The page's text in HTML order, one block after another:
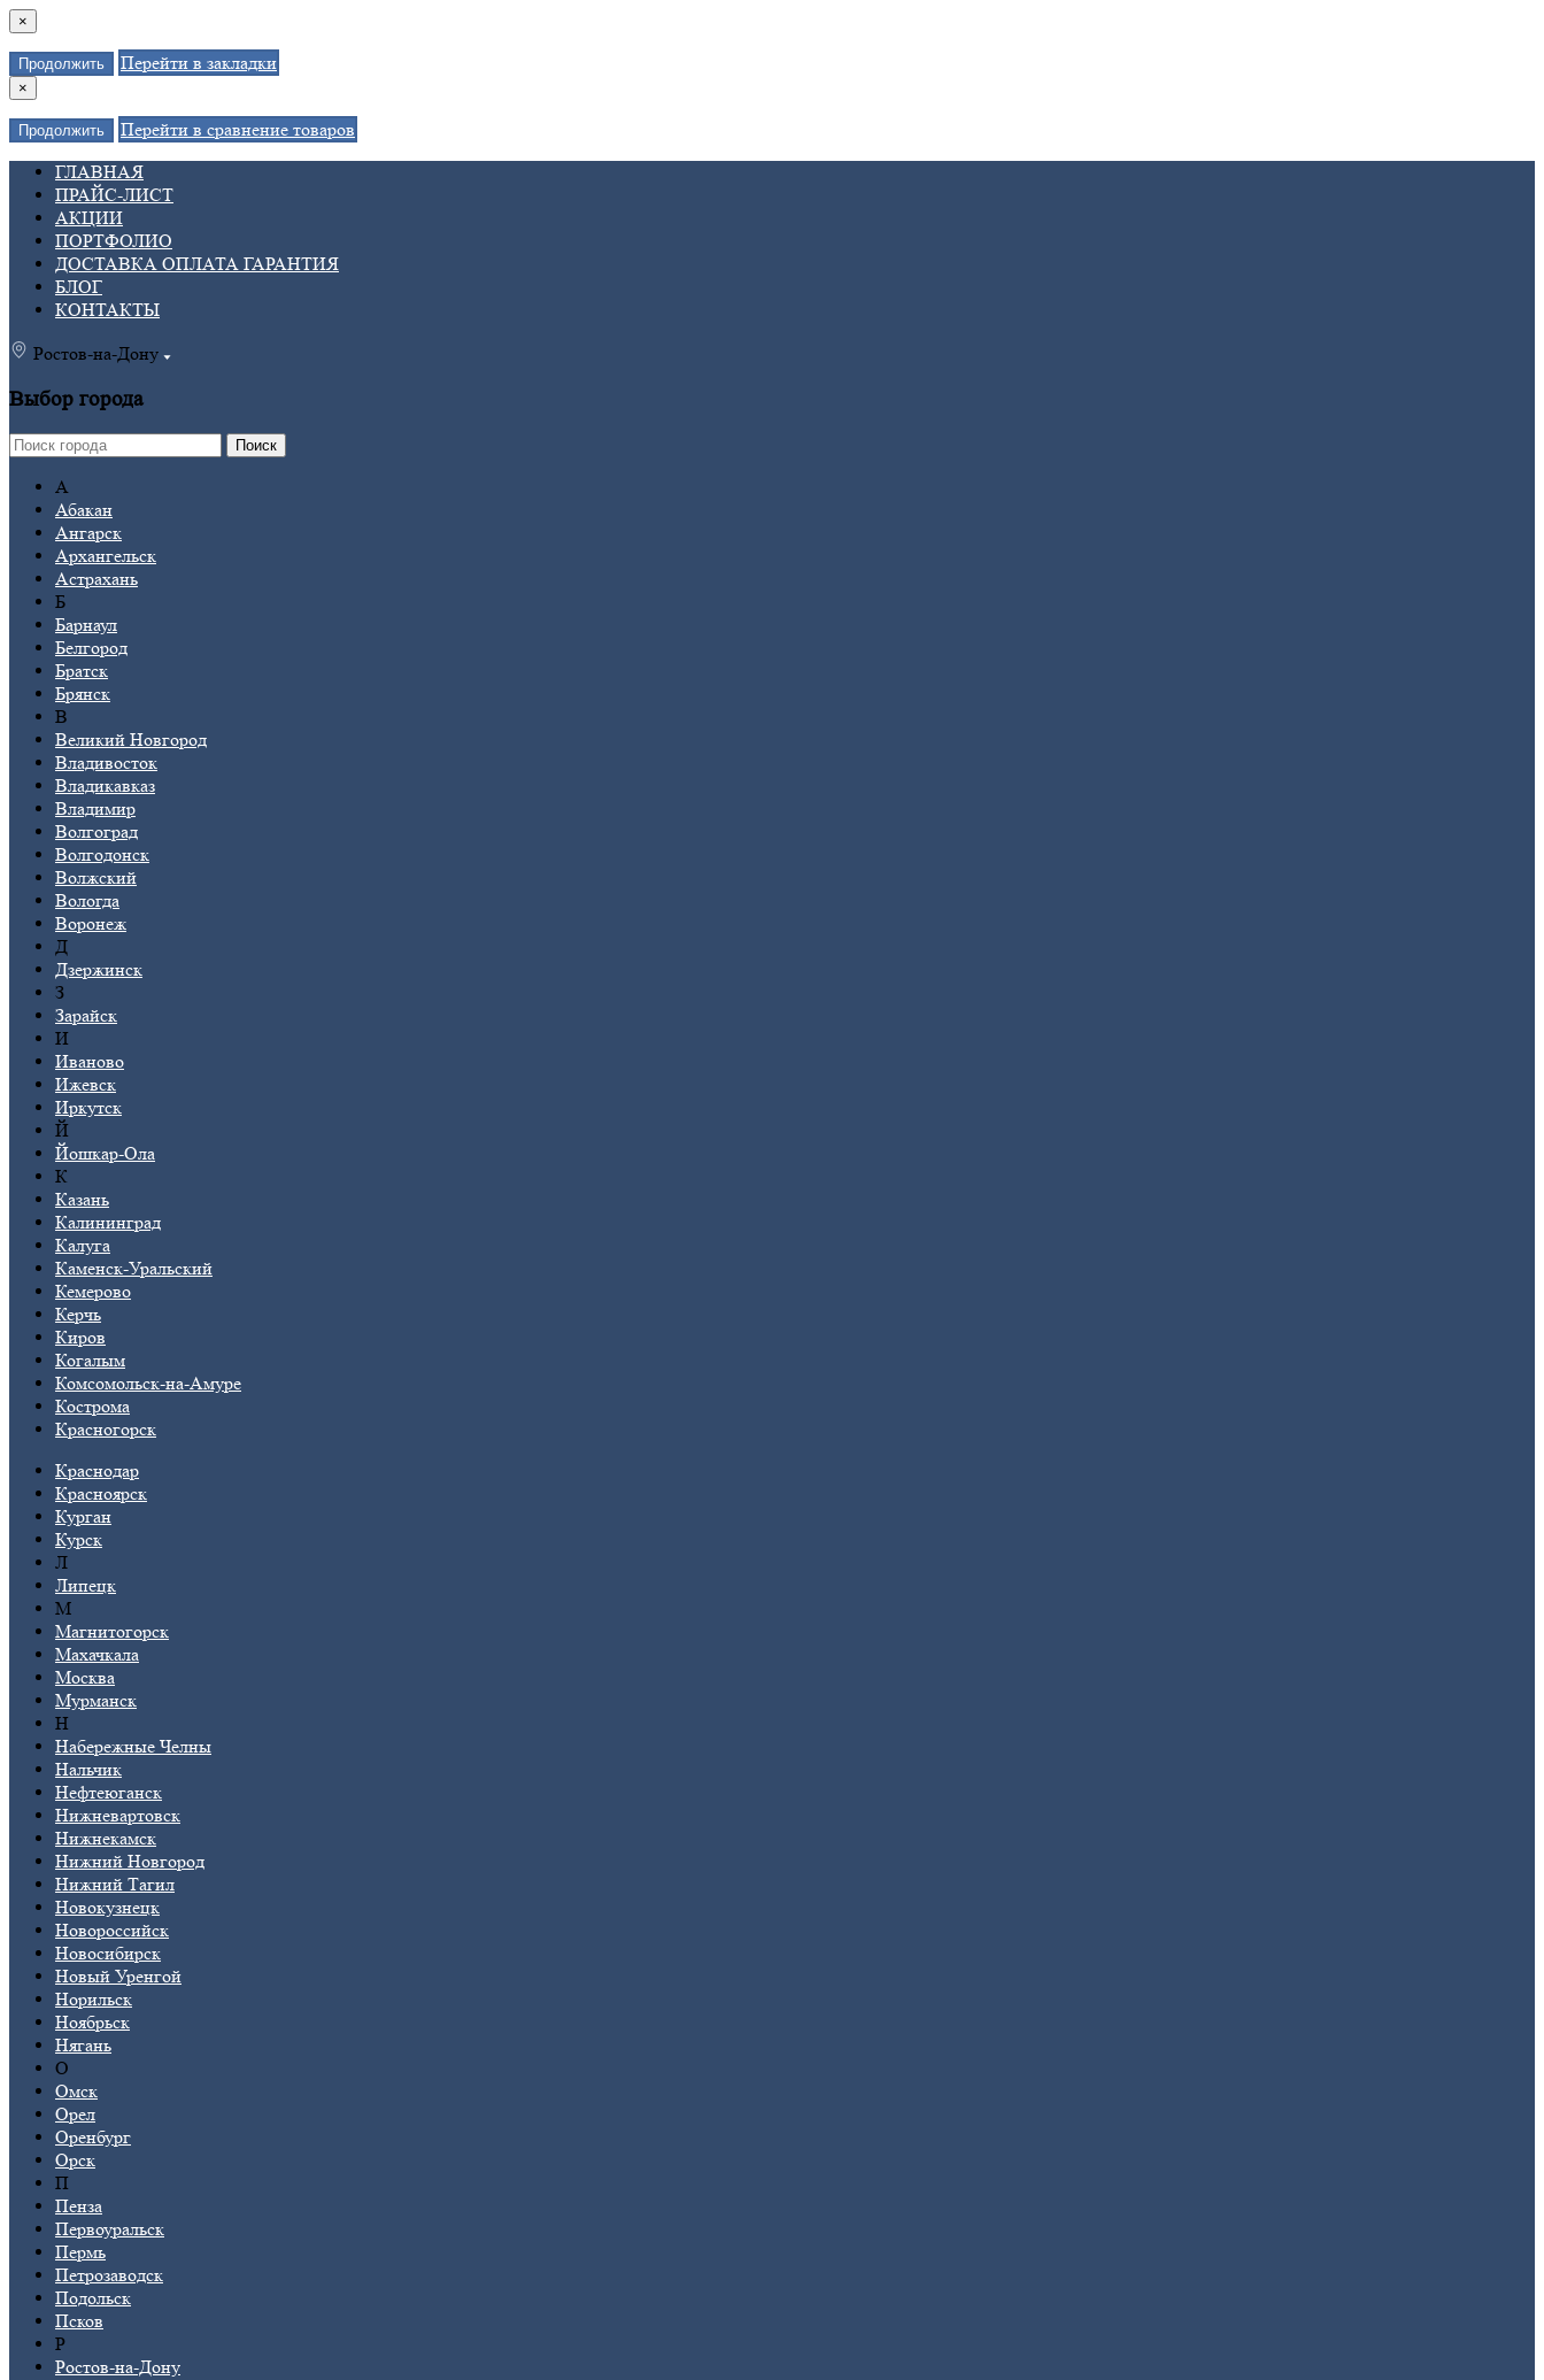
×
Продолжить Перейти в закладки
×
Продолжить
Перейти в сравнение товаров
ГЛАВНАЯ
ПРАЙС-ЛИСТ
АКЦИИ
ПОРТФОЛИО
ДОСТАВКА ОПЛАТА ГАРАНТИЯ
БЛОГ
КОНТАКТЫ
Ростов-на-Дону
Выбор города
Поиск
А
Абакан
Ангарск
Архангельск
Астрахань
Б
Барнаул
Белгород
Братск
Брянск
В
Великий Новгород
Владивосток
Владикавказ
Владимир
Волгоград
Волгодонск
Волжский
Вологда
Воронеж
Д
Дзержинск
З
Зарайск
И
Иваново
Ижевск
Иркутск
Й
Йошкар-Ола
К
Казань
Калининград
Калуга
Каменск-Уральский
Кемерово
Керчь
Киров
Когалым
Комсомольск-на-Амуре
Кострома
Красногорск
Краснодар
Красноярск
Курган
Курск
Л
Липецк
М
Магнитогорск
Махачкала
Москва
Мурманск
Н
Набережные Челны
Нальчик
Нефтеюганск
Нижневартовск
Нижнекамск
Нижний Новгород
Нижний Тагил
Новокузнецк
Новороссийск
Новосибирск
Новый Уренгой
Норильск
Ноябрьск
Нягань
О
Омск
Орел
Оренбург
Орск
П
Пенза
Первоуральск
Пермь
Петрозаводск
Подольск
Псков
Р
Ростов-на-Дону